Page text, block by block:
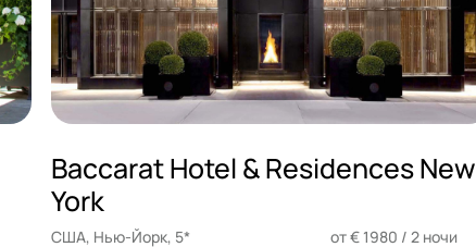
Baccarat Hotel & Residences New
York
США, Нью-Йорк, 5* от € 1980 / 2 ночи